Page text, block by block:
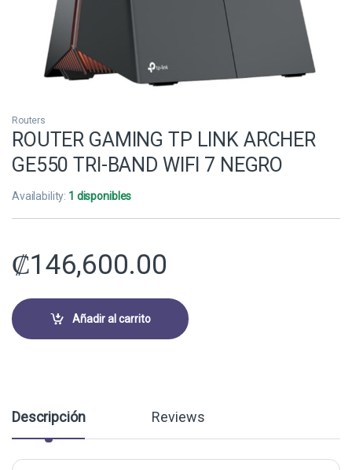
Routers
ROUTER GAMING TP LINK ARCHER
GE550 TRI-BAND WIFI 7 NEGRO
Availability: 1 disponibles
₡146,600.00
Añadir al carrito
Descripción Reviews